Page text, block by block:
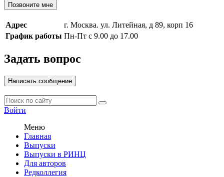
Позвоните мне
Адрес
г. Москва. ул. Литейная, д 89, корп 16
График работы Пн-Пт с 9.00 до 17.00
Задать вопрос
Написать сообщение
Войти
Меню
Главная
Выпуски
Выпуски в РИНЦ
Для авторов
Редколлегия